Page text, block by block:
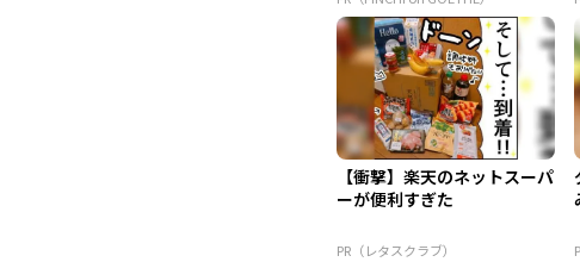
【衝撃】楽天のネットスーパ
ーが便利すぎた
PR（レタスクラブ）